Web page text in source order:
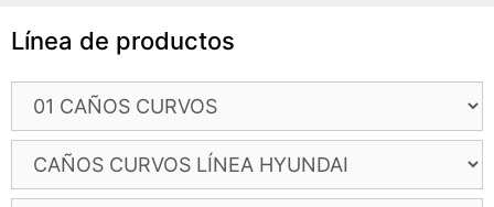
Línea de productos